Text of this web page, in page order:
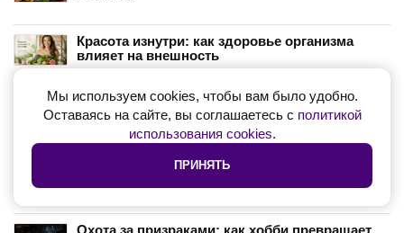
Красота изнутри: как здоровье организма
влияет на внешность
Бартер в XXI веке: как обменивать услуги и не
терять в деньгах
Термальные источники России: топ мест для
Мы используем cookies, чтобы вам было удобно.
Оставаясь на сайте, вы соглашаетесь с политикой
использования cookies.
ПРИНЯТЬ